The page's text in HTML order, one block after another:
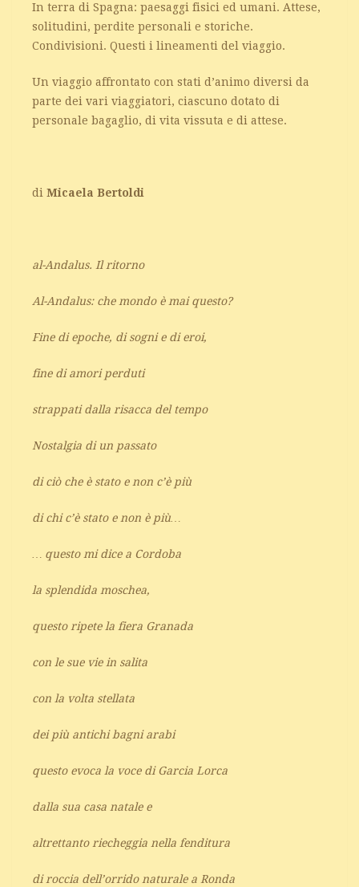
In terra di Spagna: paesaggi fisici ed umani. Attese,
solitudini, perdite personali e storiche.
Condivisioni. Questi i lineamenti del viaggio.
Un viaggio affrontato con stati d’animo diversi da
parte dei vari viaggiatori, ciascuno dotato di
personale bagaglio, di vita vissuta e di attese.
di Micaela Bertoldi
al-Andalus. Il ritorno
Al-Andalus: che mondo è mai questo?
Fine di epoche, di sogni e di eroi,
fine di amori perduti
strappati dalla risacca del tempo
Nostalgia di un passato
di ciò che è stato e non c’è più
di chi c’è stato e non è più…
… questo mi dice a Cordoba
la splendida moschea,
questo ripete la fiera Granada
con le sue vie in salita
con la volta stellata
dei più antichi bagni arabi
questo evoca la voce di Garcia Lorca
dalla sua casa natale e
altrettanto riecheggia nella fenditura
di roccia dell’orrido naturale a Ronda